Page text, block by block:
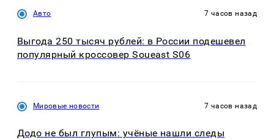
Авто 7 часов назад
Выгода 250 тысяч рублей: в России подешевел
популярный кроссовер Soueast S06
Мировые новости 7 часов назад
Додо не был глупым: учёные нашли следы